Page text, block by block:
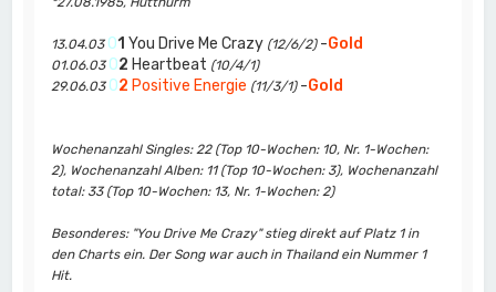
13.04.03 01 You Drive Me Crazy (12/6/2)-Gold
01.06.03 02 Heartbeat (10/4/1)
29.06.03 02 Positive Energie (11/3/1)-Gold
Wochenanzahl Singles: 22 (Top 10-Wochen: 10, Nr. 1-Wochen:
2), Wochenanzahl Alben: 11 (Top 10-Wochen: 3), Wochenanzahl
total: 33 (Top 10-Wochen: 13, Nr. 1-Wochen: 2)
Besonderes: "You Drive Me Crazy" stieg direkt auf Platz 1 in
den Charts ein. Der Song war auch in Thailand ein Nummer 1
Hit.